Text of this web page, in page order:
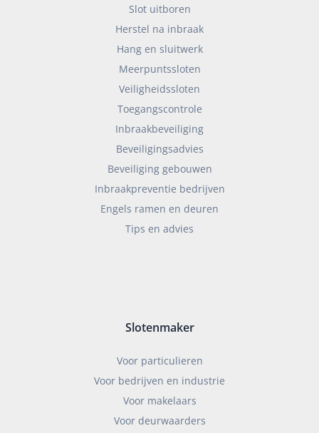
Slot uitboren
Herstel na inbraak
Hang en sluitwerk
Meerpuntssloten
Veiligheidssloten
Toegangscontrole
Inbraakbeveiliging
Beveiligingsadvies
Beveiliging gebouwen
Inbraakpreventie bedrijven
Engels ramen en deuren
Tips en advies
Slotenmaker
Voor particulieren
Voor bedrijven en industrie
Voor makelaars
Voor deurwaarders